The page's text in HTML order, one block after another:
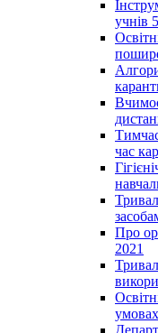
учнів
час
Про
2021
умовах